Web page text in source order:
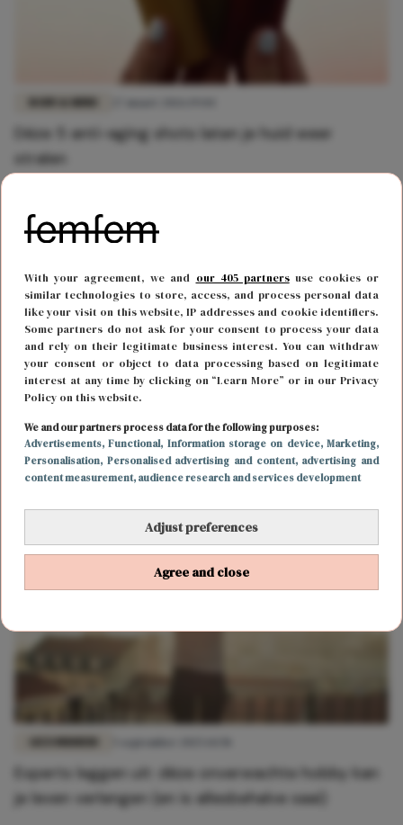
With your agreement, we and our 405 partnersuse cookies or
similar technologies to store, access, and process personal data
like your visit on this website, IP addresses and cookie identifiers.
Some partners do not ask for your consent to process your data
and rely on their legitimate business interest. You can withdraw
your consent or object to data processing based on legitimate
interest at any time by clicking on “Learn More” or in our Privacy
Policy on this website.
We and our partners process data for the following purposes:
Advertisements, Functional, Information storage on device, Marketing,
Personalisation, Personalised advertising and content, advertising and
content measurement, audience research and services development
Adjust preferences
Agree and close
Déze 5 anti-aging shots laten je huid weer
stralen
FOOD & DRINKS 26 maart 2026 15:31
Déze foodtrend moet je proberen als je gek bent
op matcha
Experts leggen uit: déze onverwachte hobby kan
je leven verlengen (en is allesbehalve saai)